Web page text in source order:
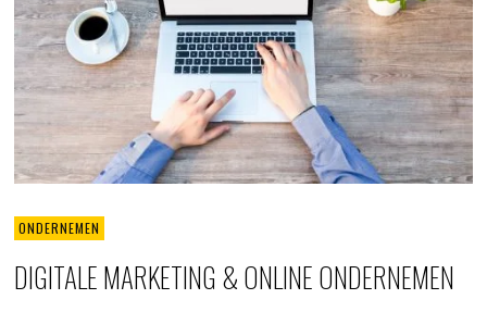
ONDERNEMEN
DIGITALE MARKETING & ONLINE ONDERNEMEN